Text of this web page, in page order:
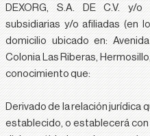
DEXORG, S.A. DE C.V.y/o
subsidiarias y/o afiliadas (en
domicilio ubicado en:
Colonia Las Riberas,
conocimiento que:
Derivado de la relación jurídica
establecido, o establecerá con